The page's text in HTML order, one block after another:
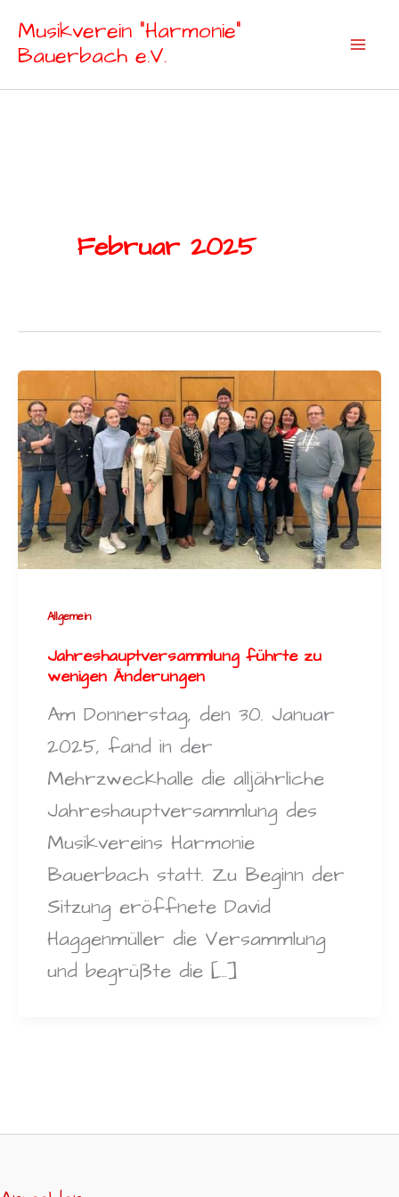
Inhalt
Musikverein "Harmonie"
Bauerbach e.V.
Februar 2025
Allgemein
Jahreshauptversammlung führte zu
wenigen Änderungen
Am Donnerstag, den 30. Januar
2025, fand in der
Mehrzweckhalle die alljährliche
Jahreshauptversammlung des
Musikvereins Harmonie
Bauerbach statt. Zu Beginn der
Sitzung eröffnete David
Haggenmüller die Versammlung
und begrüßte die […]